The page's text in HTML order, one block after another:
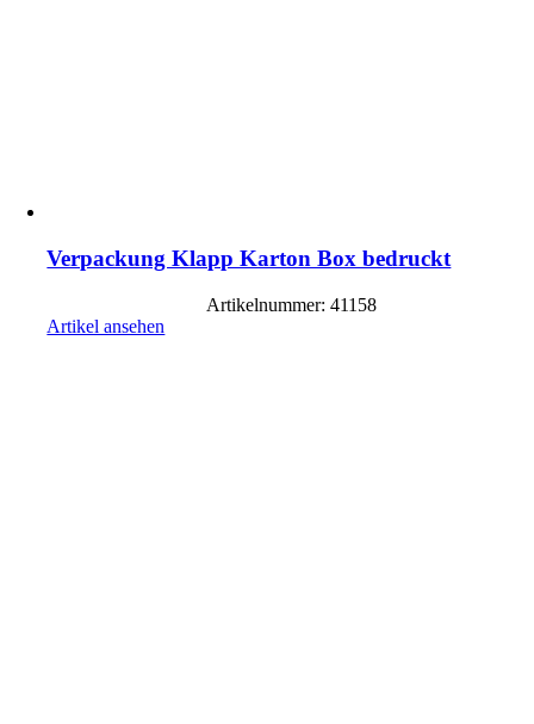
Verpackung Klapp Karton Box bedruckt
Artikelnummer: 41158
Artikel ansehen